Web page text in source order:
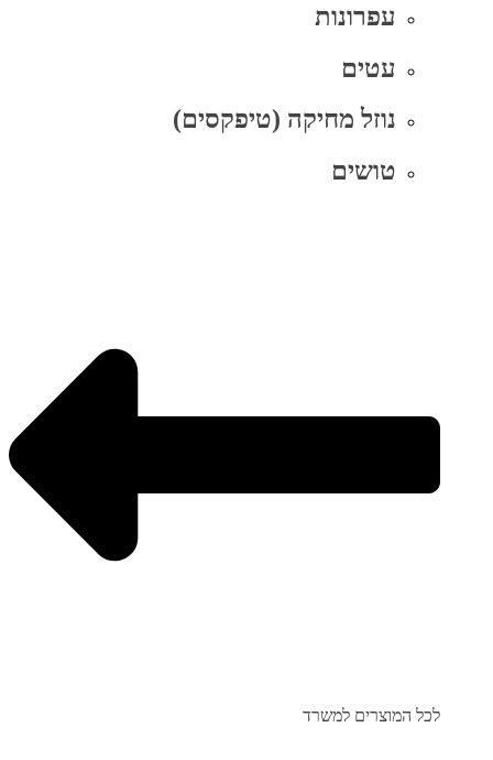
עפרונות
עטים
נוזל מחיקה (טיפקסים)
טושים
לכל המוצרים למשרד